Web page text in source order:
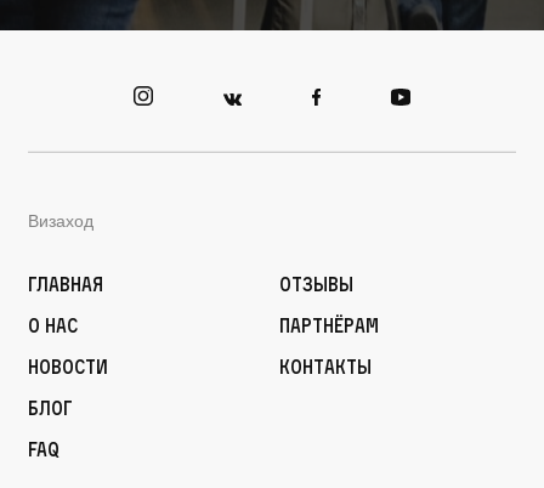
Визаход
Главная
О нас
Новости
Блог
FAQ
Отзывы
Партнёрам
Контакты